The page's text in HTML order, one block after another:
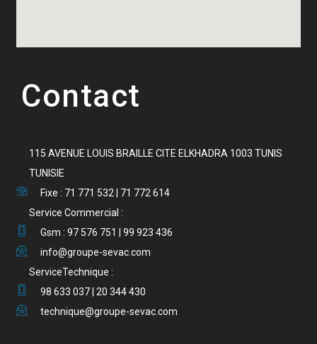
Contact
115 AVENUE LOUIS BRAILLE CITE ELKHADRA 1003 TUNIS
TUNISIE
Fixe : 71 771 532 | 71 772 614
Service Commercial :
Gsm : 97 576 751 | 99 923 436
info@groupe-sevac.com
ServiceTechnique :
98 633 037 | 20 344 430
technique@groupe-sevac.com